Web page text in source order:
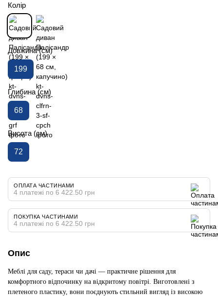
Колір
Довжина (см)
199
Глибина (см)
68
Висота (см)
72
ОПЛАТА ЧАСТИНАМИ
4 платежі по 6 422.50 грн
ПОКУПКА ЧАСТИНАМИ
4 платежі по 6 422.50 грн
Опис
Меблі для саду, тераси чи дачі — практичне рішення для
комфортного відпочинку на відкритому повітрі. Виготовлені з
плетеного пластику, вони поєднують стильний вигляд із високою